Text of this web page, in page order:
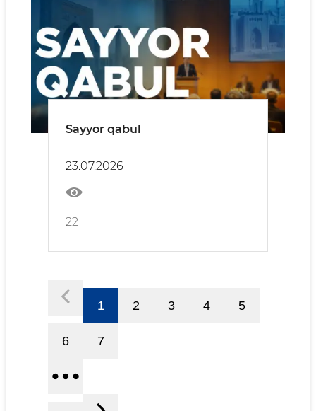
Sayyor qabul
23.07.2026
22
1 2 3 4 5
6 7